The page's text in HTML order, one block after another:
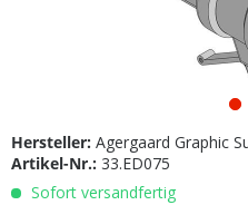
Hersteller: Agergaard Graphic
Artikel-Nr.: 33.ED075
Sofort versandfertig